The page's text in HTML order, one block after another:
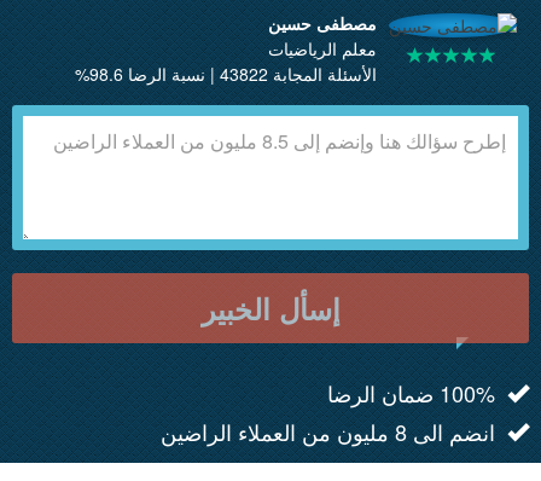
مصطفى حسين
معلم الرياضيات
الأسئلة المجابة 43822 | نسبة الرضا 98.6%
إسأل الخبير
100% ضمان الرضا
انضم الى 8 مليون من العملاء الراضين